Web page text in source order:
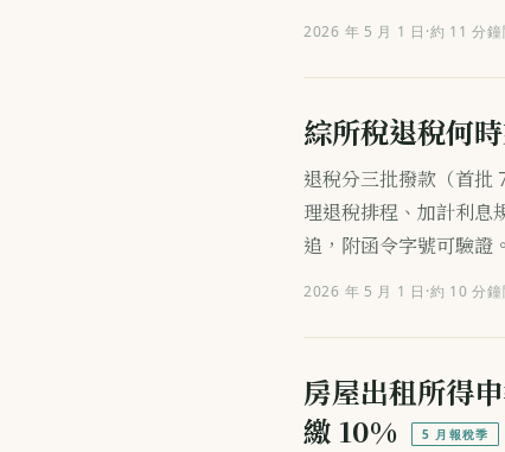
2026 年 5 月 1 日 ·約 11 分
綜所稅退稅何
退稅分三批撥款（首批
理退稅排程、加計利息
追，附函令字號可驗證。
2026 年 5 月 1 日 ·約 10 分
房屋出租所得
繳 10%
5 月報稅季